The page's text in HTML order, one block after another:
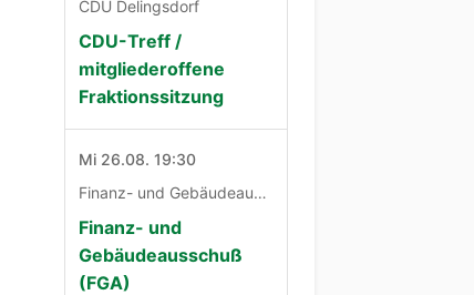
CDU Delingsdorf
CDU-Treff /
mitgliederoffene
Fraktionssitzung
Mi 26.08. 19:30
Finanz- und Gebäudeausschuß
Finanz- und
Gebäudeausschuß
(FGA)